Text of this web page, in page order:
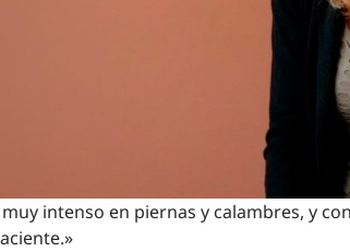
intenso en piernas y calambres, y